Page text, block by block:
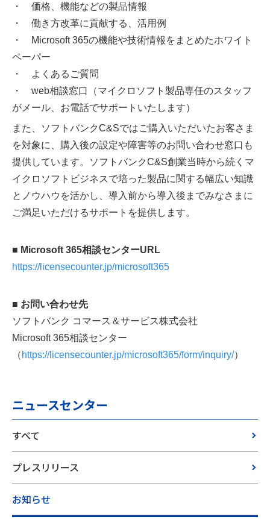
・ 価格、機能などの製品情報
・ 働き方改革に貢献する、活用例
・ Microsoft 365の機能や技術情報をまとめたホワイト
ペーパー
・ よくあるご質問
・ web相談窓口（マイクロソフト製品専任のスタッフ
がメール、お電話でサポートいたします）
また、ソフトバンクC&Sではご購入いただいたお客さま
を対象に、購入後の設定や障害等のお問い合わせ窓口も
提供しています。ソフトバンクC&S創業当時から続くマ
イクロソフトビジネスで培った製品に関する幅広い知識
とノウハウを活かし、導入前から導入後までみなさまに
ご満足いただけるサポートを提供します。
■ Microsoft 365相談センターURL
https://licensecounter.jp/microsoft365
■ お問い合わせ先
ソフトバンク コマース＆サービス株式会社
Microsoft 365相談センター
（https://licensecounter.jp/microsoft365/form/inquiry/）
ニュースセンター
すべて
プレスリリース
お知らせ